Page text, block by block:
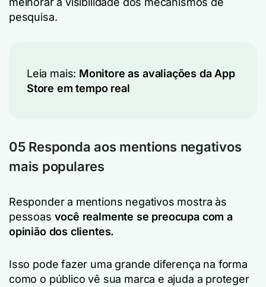
pesquisa.
Leia mais: Monitore as avaliações da App
Store em tempo real
05 Responda aos mentions negativos
mais populares
Responder a mentions negativos mostra às
pessoas você realmente se preocupa com a
opinião dos clientes.
Isso pode fazer uma grande diferença na forma
como o público vê sua marca e ajuda a proteger